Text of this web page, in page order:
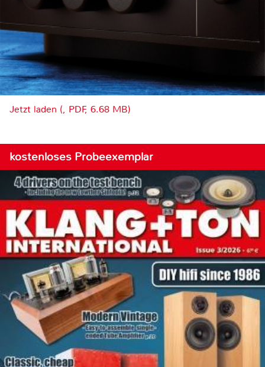
Jetzt laden (, PDF, 6.68 MB)
kostenloses Probeexemplar